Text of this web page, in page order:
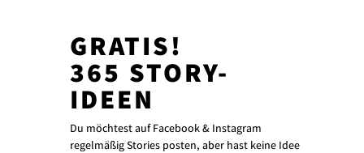
GRATIS!
365 STORY-
IDEEN
Du möchtest auf Facebook & Instagram
regelmäßig Stories posten, aber hast keine Idee